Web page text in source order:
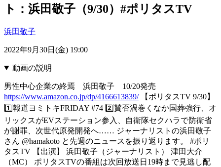
ト：浜田敬子（9/30）#ポリタスTV
浜田敬子
2022年9月30日(金) 19:00
動画の説明
男性中心企業の終焉 浜田敬子 10/20発売
https://www.amazon.co.jp/dp/4166613839/【ポリタスTV 9/30】
1️⃣報道ヨミトキFRIDAY #74 2️⃣賛否渦巻くなか国葬強行、オ
リックスがEVステーション参入、自衛隊セクハラで防衛省
が謝罪、次世代原発開発へ…… ジャーナリストの浜田敬子
さん @hamakoto と先週のニュースを振り返ります。 #ポリ
タスTV 【出演】 浜田敬子（ジャーナリスト） 津田大介
（MC） ポリタスTVの番組は次回放送日19時まで見逃し配